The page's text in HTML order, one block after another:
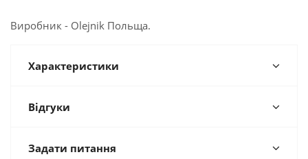
Виробник - Olejnik Польща.
Характеристики
Відгуки
Задати питання